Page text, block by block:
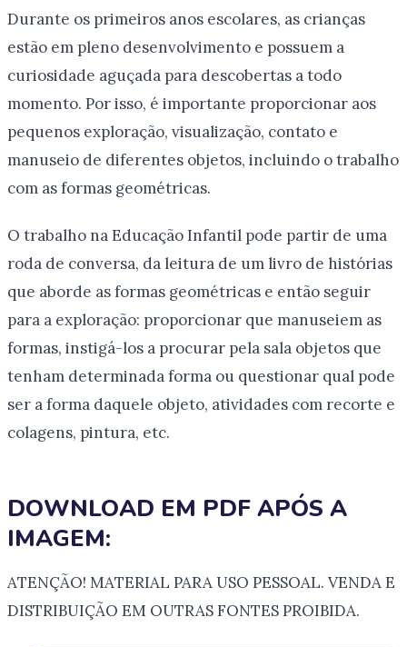
Durante os primeiros anos escolares, as crianças
estão em pleno desenvolvimento e possuem a
curiosidade aguçada para descobertas a todo
momento. Por isso, é importante proporcionar aos
pequenos exploração, visualização, contato e
manuseio de diferentes objetos, incluindo o trabalho
com as formas geométricas.
O trabalho na Educação Infantil pode partir de uma
roda de conversa, da leitura de um livro de histórias
que aborde as formas geométricas e então seguir
para a exploração: proporcionar que manuseiem as
formas, instigá-los a procurar pela sala objetos que
tenham determinada forma ou questionar qual pode
ser a forma daquele objeto, atividades com recorte e
colagens, pintura, etc.
DOWNLOAD EM PDF APÓS A
IMAGEM:
ATENÇÃO! MATERIAL PARA USO PESSOAL. VENDA E
DISTRIBUIÇÃO EM OUTRAS FONTES PROIBIDA.